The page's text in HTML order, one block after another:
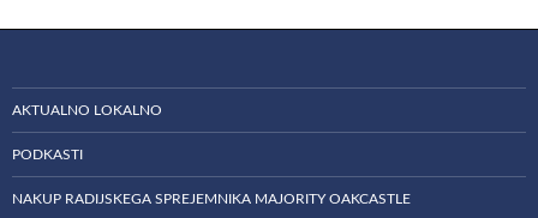
AKTUALNO LOKALNO
PODKASTI
NAKUP RADIJSKEGA SPREJEMNIKA MAJORITY OAKCASTLE